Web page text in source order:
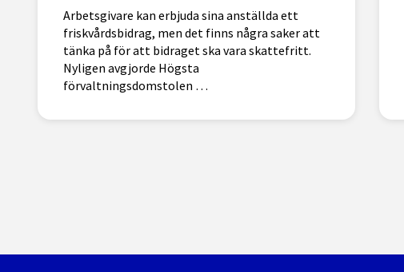
Arbetsgivare kan erbjuda sina anställda ett
friskvårdsbidrag, men det finns några saker att
tänka på för att bidraget ska vara skattefritt.
Nyligen avgjorde Högsta
förvaltningsdomstolen …